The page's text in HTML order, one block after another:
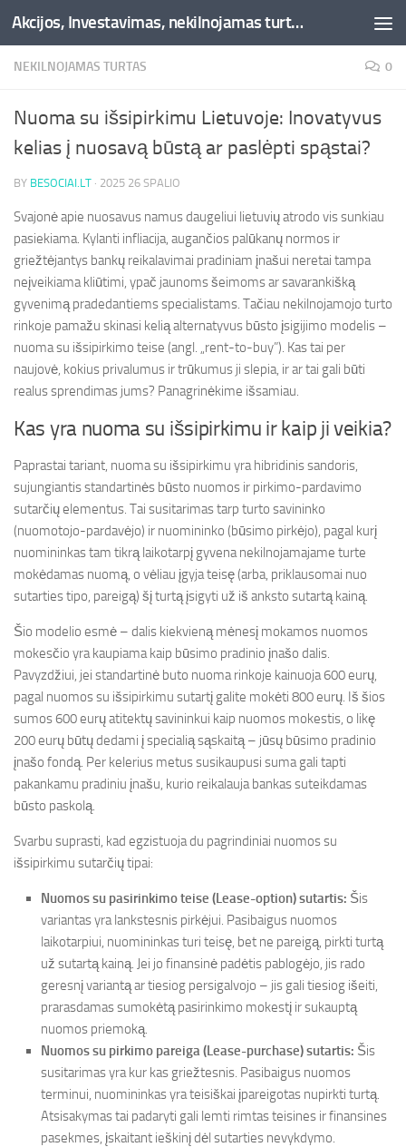
Skip to content Akcijos, Investavimas, nekilnojamas turtas, kriptovaliutos - Besociai.lt
NEKILNOJAMAS TURTAS 0
Nuoma su išsipirkimu Lietuvoje: Inovatyvus
kelias į nuosavą būstą ar paslėpti spąstai?
BY BESOCIAI.LT · 2025 26 SPALIO
Svajonė apie nuosavus namus daugeliui lietuvių atrodo vis sunkiau
pasiekiama. Kylanti infliacija, augančios palūkanų normos ir
griežtėjantys bankų reikalavimai pradiniam įnašui neretai tampa
neįveikiama kliūtimi, ypač jaunoms šeimoms ar savarankišką
gyvenimą pradedantiems specialistams. Tačiau nekilnojamojo turto
rinkoje pamažu skinasi kelią alternatyvus būsto įsigijimo modelis –
nuoma su išsipirkimo teise (angl. „rent-to-buy”). Kas tai per
naujovė, kokius privalumus ir trūkumus ji slepia, ir ar tai gali būti
realus sprendimas jums? Panagrinėkime išsamiau.
Kas yra nuoma su išsipirkimu ir kaip ji veikia?
Paprastai tariant, nuoma su išsipirkimu yra hibridinis sandoris,
sujungiantis standartinės būsto nuomos ir pirkimo-pardavimo
sutarčių elementus. Tai susitarimas tarp turto savininko
(nuomotojo-pardavėjo) ir nuomininko (būsimo pirkėjo), pagal kurį
nuomininkas tam tikrą laikotarpį gyvena nekilnojamajame turte
mokėdamas nuomą, o vėliau įgyja teisę (arba, priklausomai nuo
sutarties tipo, pareigą) šį turtą įsigyti už iš anksto sutartą kainą.
Šio modelio esmė – dalis kiekvieną mėnesį mokamos nuomos
mokesčio yra kaupiama kaip būsimo pradinio įnašo dalis.
Pavyzdžiui, jei standartinė buto nuoma rinkoje kainuoja 600 eurų,
pagal nuomos su išsipirkimu sutartį galite mokėti 800 eurų. Iš šios
sumos 600 eurų atitektų savininkui kaip nuomos mokestis, o likę
200 eurų būtų dedami į specialią sąskaitą – jūsų būsimo pradinio
įnašo fondą. Per kelerius metus susikaupusi suma gali tapti
pakankamu pradiniu įnašu, kurio reikalauja bankas suteikdamas
būsto paskolą.
Svarbu suprasti, kad egzistuoja du pagrindiniai nuomos su
išsipirkimu sutarčių tipai:
Nuomos su pasirinkimo teise (Lease-option) sutartis: Šis
variantas yra lankstesnis pirkėjui. Pasibaigus nuomos
laikotarpiui, nuomininkas turi teisę, bet ne pareigą, pirkti turtą
už sutartą kainą. Jei jo finansinė padėtis pablogėjo, jis rado
geresnį variantą ar tiesiog persigalvojo – jis gali tiesiog išeiti,
prarasdamas sumokėtą pasirinkimo mokestį ir sukauptą
nuomos priemoką.
Nuomos su pirkimo pareiga (Lease-purchase) sutartis: Šis
susitarimas yra kur kas griežtesnis. Pasibaigus nuomos
terminui, nuomininkas yra teisiškai įpareigotas nupirkti turtą.
Atsisakymas tai padaryti gali lemti rimtas teisines ir finansines
pasekmes, įskaitant ieškinį dėl sutarties nevykdymo.